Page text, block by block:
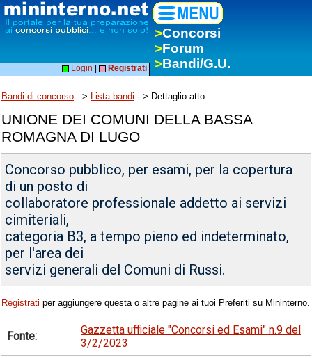
>Concorsi
>Forum
>Bandi/G.U.
Login Registrati
Bandi di concorso --> Lista bandi --> Dettaglio atto
UNIONE DEI COMUNI DELLA BASSA
ROMAGNA DI LUGO
Concorso pubblico, per esami, per la copertura
di un posto di
collaboratore professionale addetto ai servizi
cimiteriali,
categoria B3, a tempo pieno ed indeterminato,
per l'area dei
servizi generali del Comuni di Russi.
Registrati per aggiungere questa o altre pagine ai tuoi Preferiti su Mininterno.
Fonte:
Gazzetta ufficiale "Concorsi ed Esami" n.9 del
3/2/2023